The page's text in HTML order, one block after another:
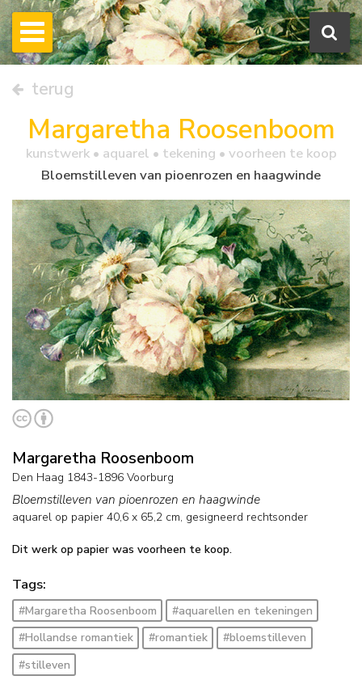
terug
Margaretha Roosenboom
kunstwerk • aquarel • tekening • voorheen te koop
Bloemstilleven van pioenrozen en haagwinde
Margaretha Roosenboom
Den Haag 1843-1896 Voorburg
Bloemstilleven van pioenrozen en haagwinde
aquarel op papier 40,6 x 65,2 cm, gesigneerd rechtsonder
Dit werk op papier was voorheen te koop.
Tags:
#Margaretha Roosenboom
#aquarellen en tekeningen
#Hollandse romantiek
#romantiek
#bloemstilleven
#stilleven